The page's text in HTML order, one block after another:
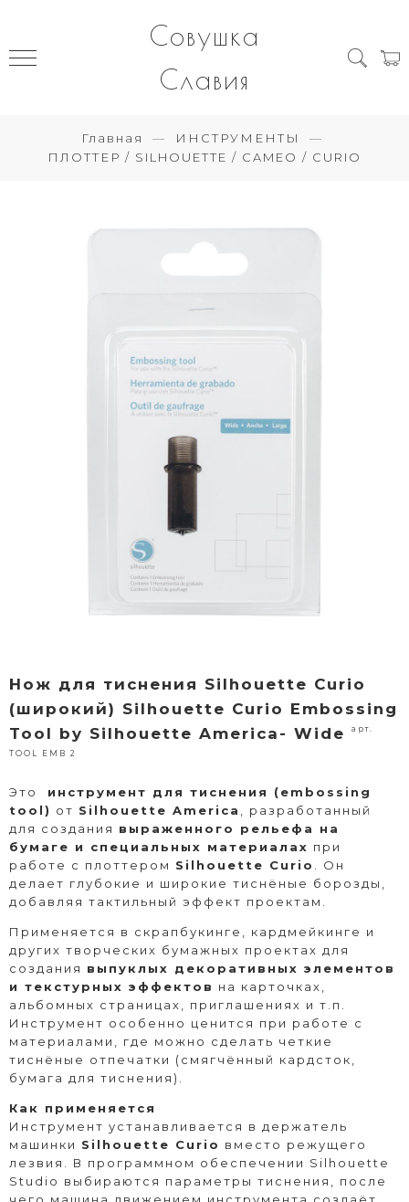
Совушка
Славия
Главная
ИНСТРУМЕНТЫ
ПЛОТТЕР / SILHOUETTE / CAMEO / CURIO
Нож для тиснения Silhouette Curio
(широкий) Silhouette Curio Embossing
Tool by Silhouette America- Wide
арт.
TOOL EMB 2
Это
инструмент для тиснения (embossing
tool) от Silhouette America
, разработанный
для создания выраженного рельефа на
бумаге и специальных материалах при
работе с плоттером Silhouette Curio
. Он
делает глубокие и широкие тиснёные борозды,
добавляя тактильный эффект проектам.
Применяется в скрапбукинге, кардмейкинге и
других творческих бумажных проектах для
создания выпуклых декоративных элементов
и текстурных эффектов на карточках,
альбомных страницах, приглашениях и т.п.
Инструмент особенно ценится при работе с
материалами, где можно сделать четкие
тиснёные отпечатки (смягчённый кардсток,
бумага для тиснения).
Как применяется
Инструмент устанавливается в держатель
машинки Silhouette Curio вместо режущего
лезвия. В программном обеспечении Silhouette
Studio выбираются параметры тиснения, после